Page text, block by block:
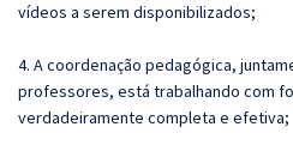
vídeos a serem disponibilizados;
4. A coordenação pedagógica,
professores, está trabalhando com
verdadeiramente completa e efetiva;